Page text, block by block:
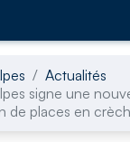
Actualités
signe une
de places en